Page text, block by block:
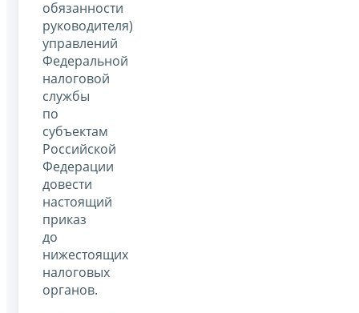
обязанности
руководителя)
управлений
Федеральной
налоговой
службы
по
субъектам
Российской
Федерации
довести
настоящий
приказ
до
нижестоящих
налоговых
органов.